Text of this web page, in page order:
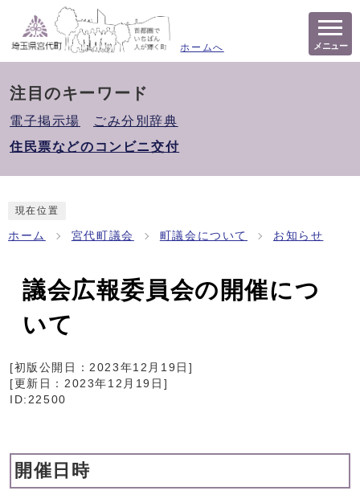
ホームへ メニュー
注目のキーワード
電子掲示場
ごみ分別辞典
住民票などのコンビニ交付
現在位置
ホーム 宮代町議会 町議会について お知らせ
議会広報委員会の開催につ
いて
[初版公開日：2023年12月19日 ]
[更新日： 2023年12月19日 ]
ID:22500
開催日時